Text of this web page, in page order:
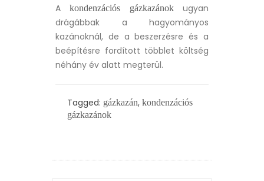
Akondenzációs gázkazánokugyan
drágábbak a hagyományos
kazánoknál, de a beszerzésre és a
beépítésre fordított többlet költség
néhány év alatt megterül.
Tagged: gázkazán, kondenzációs
gázkazánok